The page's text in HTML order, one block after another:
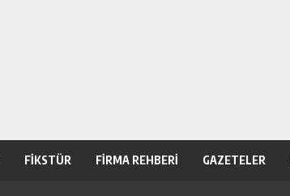
FİKSTÜR FİRMA REHBERİ GAZETELER